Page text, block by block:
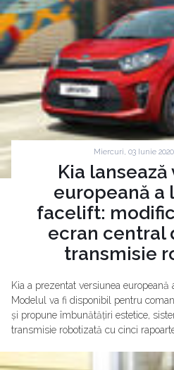
Miercuri, 03 Iunie 2020 |
Kia
europeană a
facelift:
ecran central
transmisie
Kia a prezentat versiunea europeană
Modelul va fi disponibil pentru
și propune îmbunătățiri estetice,
transmisie robotizată cu cinci